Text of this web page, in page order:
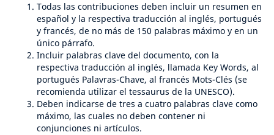
Todas las contribuciones deben incluir un resumen en
español y la respectiva traducción al inglés, portugués
y francés, de no más de 150 palabras máximo y en un
único párrafo.
Incluir palabras clave del documento, con la
respectiva traducción al inglés, llamada Key Words, al
portugués Palavras-Chave, al francés Mots-Clés (se
recomienda utilizar el tessaurus de la UNESCO).
Deben indicarse de tres a cuatro palabras clave como
máximo, las cuales no deben contener ni
conjunciones ni artículos.